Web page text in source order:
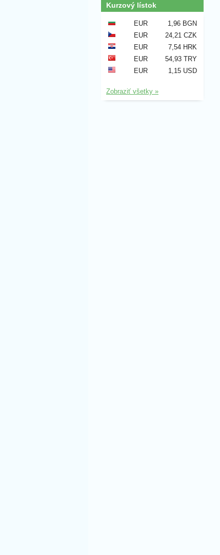
Kurzový lístok
EUR
1,96 BGN
EUR
24,21 CZK
EUR
7,54 HRK
EUR
54,93 TRY
EUR
1,15 USD
Zobraziť všetky »